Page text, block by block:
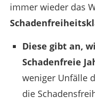
immer wieder das
Diese gibt an,
Schadenfreie
weniger Unfälle
die